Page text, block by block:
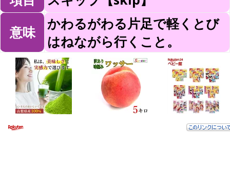
意味
かわるがわる片足で軽くとび
はねながら行くこと。